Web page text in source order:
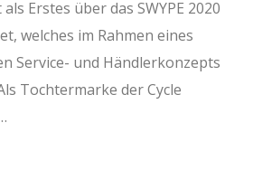
Erstes über das SWYPE 2020
welches im Rahmen eines
Service- und Händlerkonzepts
Tochtermarke der Cycle